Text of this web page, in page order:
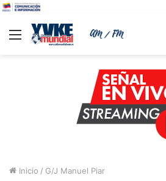
Menu
Inicio / G/J Manuel Piar